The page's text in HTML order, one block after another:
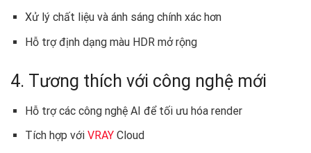
Xử lý chất liệu và ánh sáng chính xác hơn
Hỗ trợ định dạng màu HDR mở rộng
4. Tương thích với công nghệ mới
Hỗ trợ các công nghệ AI để tối ưu hóa render
Tích hợp với VRAYCloud